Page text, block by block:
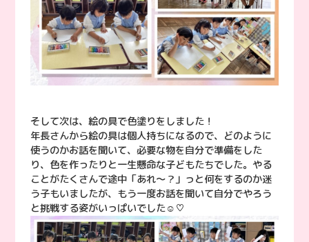
そして次は、絵の具で色塗りをしました！
年長さんから絵の具は個人持ちになるので、どのように
使うのかお話を聞いて、必要な物を自分で準備をした
り、色を作ったりと一生懸命な子どもたちでした。やる
ことがたくさんで途中「あれ〜？」っと何をするのか迷
う子もいましたが、もう一度お話を聞いて自分でやろう
と挑戦する姿がいっぱいでした☺️♡